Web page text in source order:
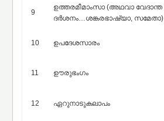
9
ഉത്തരമീമാംസാ (അഥവാ വേദാന്ത
ദര്‍ശനം…ശങ്കരഭാഷ്യാ, സമേതാ)
10 ഉപദേശസാരം
11 ഊരുഭംഗം
12 ഏറുനാടുകലാപം